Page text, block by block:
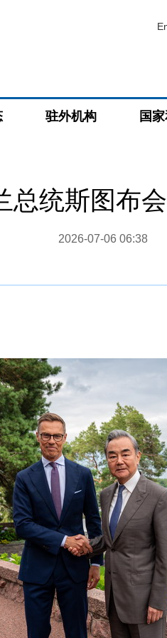
驻外机构 国
总统斯图布
2026-07-06 06:38